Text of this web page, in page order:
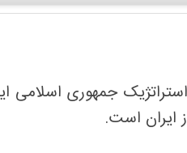
جمهوری اسلامی
ایران است.